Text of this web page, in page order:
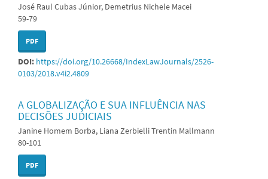
José Raul Cubas Júnior, Demetrius Nichele Macei
59-79
PDF
DOI: https://doi.org/10.26668/IndexLawJournals/2526-
0103/2018.v4i2.4809
A GLOBALIZAÇÃO E SUA INFLUÊNCIA NAS
DECISÕES JUDICIAIS
Janine Homem Borba, Liana Zerbielli Trentin Mallmann
80-101
PDF